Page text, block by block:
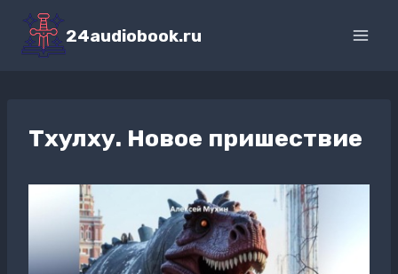
Перейти
содержимому
24audiobook.ru
Тхулху. Новое пришествие